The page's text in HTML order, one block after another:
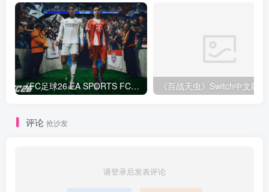
《FC足球26 EA SPORTS FC 26》Switch中文版下载+1.82.4264补丁+1DLC
评论 抢沙发
请登录后发表评论